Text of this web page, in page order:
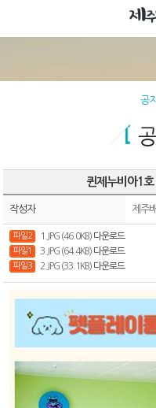
공
퀸제누비아1호
작성자 제주
파일2 1.JPG (46.0KB) 다운로드
파일1 3.JPG (64.4KB) 다운로드
파일3 2.JPG (33.1KB) 다운로드